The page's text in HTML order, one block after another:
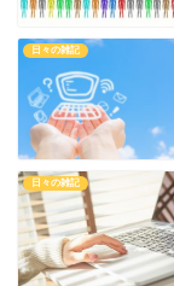
日々の雑記
日々の雑記